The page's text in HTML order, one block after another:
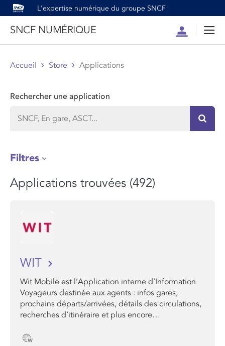
L'expertise numérique du groupe SNCF
SNCF NUMÉRIQUE
Compte
Accueil Store Applications
Rechercher une application
Filtres
Applications trouvées (492)
WIT
Wit Mobile est l’Application interne d’Information
Voyageurs destinée aux agents : infos gares,
prochains départs/arrivées, détails des circulations,
recherches d’itinéraire et plus encore…